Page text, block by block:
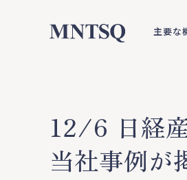
主要な
12/6 日経
当社事例が